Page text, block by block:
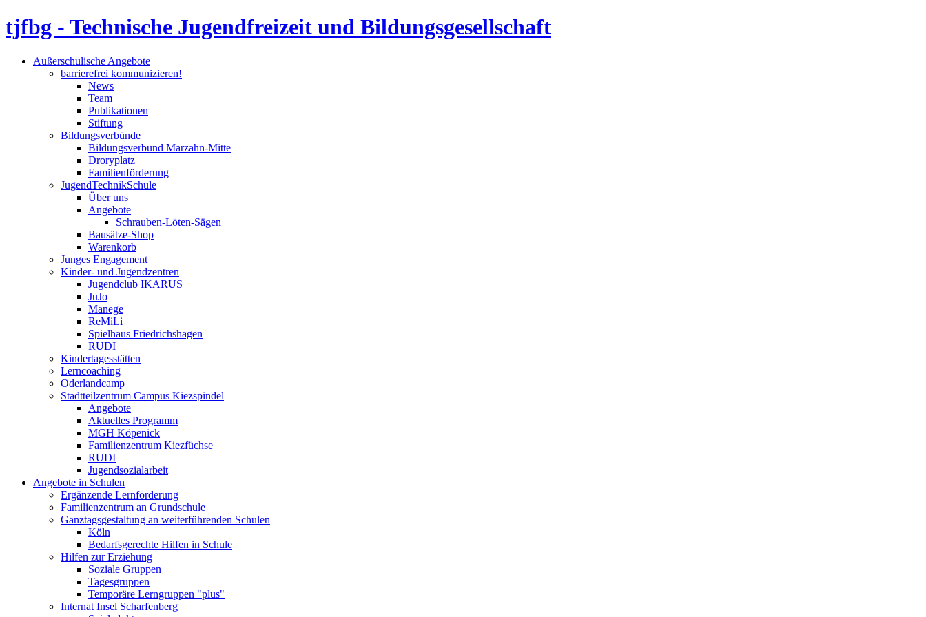
tjfbg - Technische Jugendfreizeit und Bildungsgesellschaft
Außerschulische Angebote
barrierefrei kommunizieren!
News
Team
Publikationen
Stiftung
Bildungsverbünde
Bildungsverbund Marzahn-Mitte
Droryplatz
Familienförderung
JugendTechnikSchule
Über uns
Angebote
Schrauben-Löten-Sägen
Bausätze-Shop
Warenkorb
Junges Engagement
Kinder- und Jugendzentren
Jugendclub IKARUS
JuJo
Manege
ReMiLi
Spielhaus Friedrichshagen
RUDI
Kindertagesstätten
Lerncoaching
Oderlandcamp
Stadtteilzentrum Campus Kiezspindel
Angebote
Aktuelles Programm
MGH Köpenick
Familienzentrum Kiezfüchse
RUDI
Jugendsozialarbeit
Angebote in Schulen
Ergänzende Lernförderung
Familienzentrum an Grundschule
Ganztagsgestaltung an weiterführenden Schulen
Köln
Bedarfsgerechte Hilfen in Schule
Hilfen zur Erziehung
Soziale Gruppen
Tagesgruppen
Temporäre Lerngruppen "plus"
Internat Insel Scharfenberg